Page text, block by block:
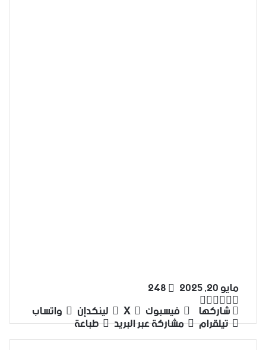
مايو 20, 2025 248فيسبوك
‫X
لينكدإن
واتساب
تيلقرامشاركها فيسبوك ‫X لينكدإن واتساب تيلقرام مشاركة عبر البريد طباعة